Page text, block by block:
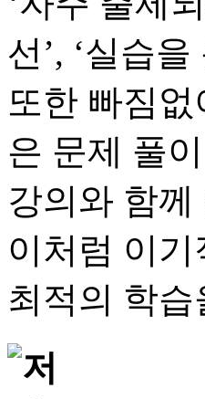
선’, ‘실습
또한 빠짐
은 문제 풀
강의와 함
이처럼 이
최적의 학